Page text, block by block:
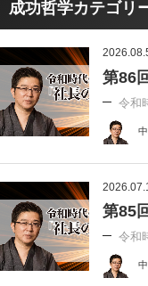
成功哲学カテゴリ
第86
令和
2026.07.1
第85
令和